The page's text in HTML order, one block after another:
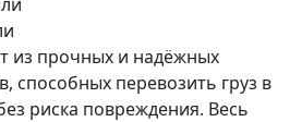
из прочных и надёжных
способных перевозить груз в
риска повреждения. Весь